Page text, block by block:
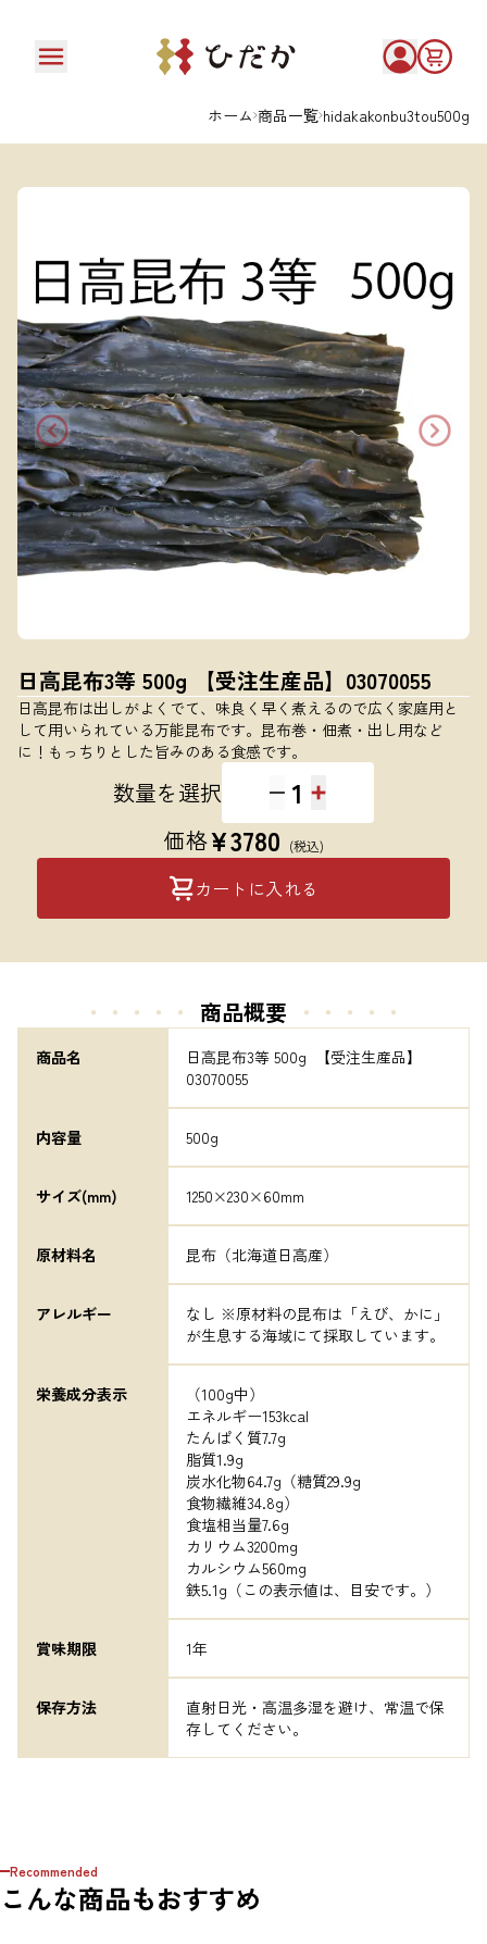
ホーム 商品一覧 hidakakonbu3tou500g
日高昆布3等 500g 【受注生産品】03070055
日高昆布は出しがよくでて、味良く早く煮えるので広く家庭用と
して用いられている万能昆布です。昆布巻・佃煮・出し用など
に！もっちりとした旨みのある食感です。
数量を選択 1
価格¥3780 (税込)
カートに入れる
・・・・・ 商品概要 ・・・・・
商品名
日高昆布3等 500g  【受注生産品】
03070055
内容量 500g
サイズ(mm) 1250×230×60mm
原材料名 昆布（北海道日高産）
アレルギー
なし ※原材料の昆布は「えび、かに」
が生息する海域にて採取しています。
栄養成分表示
（100g中）
エネルギー153kcal
たんぱく質7.7g
脂質1.9g
炭水化物64.7g（糖質29.9g
食物繊維34.8g）
食塩相当量7.6g
カリウム3200mg
カルシウム560mg
鉄5.1g（この表示値は、目安です。）
賞味期限 1年
保存方法
直射日光・高温多湿を避け、常温で保
存してください。
Recommended
こんな商品もおすすめ